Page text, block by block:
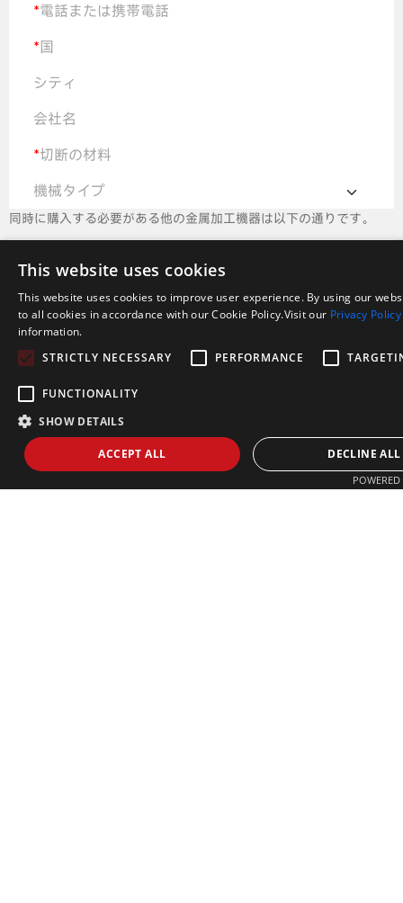
*電話または携帯電話
*国
シティ
会社名
*切断の材料
機械タイプ
同時に購入する必要がある他の金属加工機器は以下の通りです。
メッセージ
こんにちは、管レーザーの打抜き機のためのACMEレーザーへのあ
なたの注意をありがとう、あなたの連絡先情報、処理の管の指定、
金属材料およびあなたの国を残して下さい。より詳しいよりよい、
私達はあなたと連絡を取るために最も近いセールスエンジニアをで
This website uses cookies
This website uses cookies to improve user experience. By using our
to all cookies in accordance with our Cookie Policy.Visit our Privacy Policy
information.
STRICTLY NECESSARY
PERFORMANCE
FUNCTIONALITY
SHOW DETAILS
ACCEPT ALL DECLINE ALL